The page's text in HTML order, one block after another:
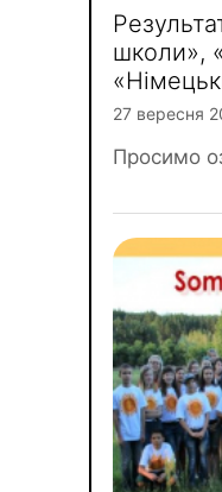
школи»,
27 вересня
Просимо